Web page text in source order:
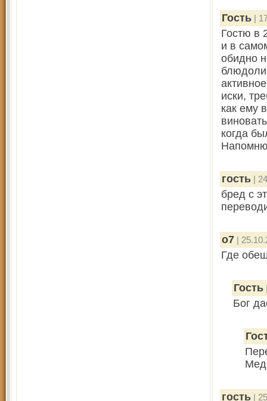
Гость |
Гостю в
и в
обидно
иски,
как ему
когда
гость |
бред с
о7 |
Где
Гость
Бог
гость |